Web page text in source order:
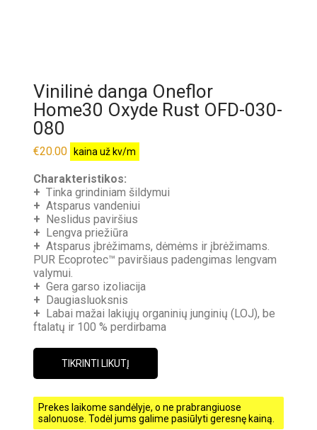
Vinilinė danga Oneflor
Home30 Oxyde Rust OFD-030-
080
€20.00 kaina už kv/m
Charakteristikos:
+ Tinka grindiniam šildymui
+ Atsparus vandeniui
+
Neslidus paviršius
+
Lengva priežiūra
+ Atsparus įbrėžimams, dėmėms ir įbrėžimams.
PUR Ecoprotec™ paviršiaus padengimas lengvam
valymui.
+ Gera garso izoliacija
+
Daugiasluoksnis
+
Labai mažai lakiųjų organinių junginių (LOJ), be
ftalatų ir 100 % perdirbama
TIKRINTI LIKUTĮ
Prekes laikome sandėlyje, o ne prabrangiuose
salonuose. Todėl jums galime pasiūlyti geresnę kainą.